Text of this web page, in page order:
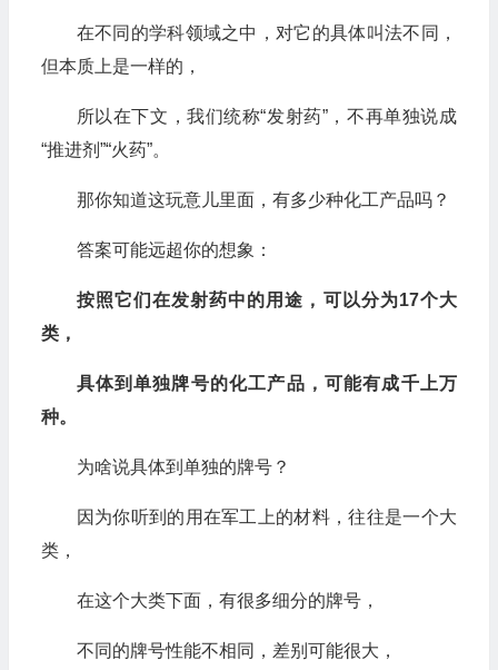
在不同的学科领域之中，对它的具体叫法不同，
但本质上是一样的，
所以在下文，我们统称“发射药”，不再单独说成
“推进剂”“火药”。
那你知道这玩意儿里面，有多少种化工产品吗？
答案可能远超你的想象：
按照它们在发射药中的用途，可以分为17个大
类，
具体到单独牌号的化工产品，可能有成千上万
种。
为啥说具体到单独的牌号？
因为你听到的用在军工上的材料，往往是一个大
类，
在这个大类下面，有很多细分的牌号，
不同的牌号性能不相同，差别可能很大，